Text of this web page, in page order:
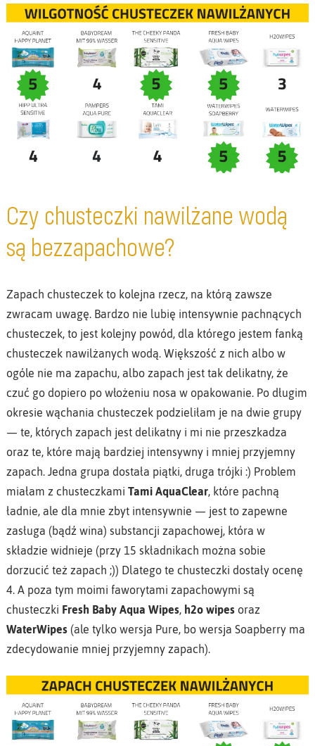
Czy chusteczki nawilżane wodą
są bezzapachowe?
Zapach chusteczek to kolejna rzecz, na którą zawsze
zwracam uwagę. Bardzo nie lubię intensywnie pachnących
chusteczek, to jest kolejny powód, dla którego jestem fanką
chusteczek nawilżanych wodą. Większość z nich albo w
ogóle nie ma zapachu, albo zapach jest tak delikatny, że
czuć go dopiero po włożeniu nosa w opakowanie. Po długim
okresie wąchania chusteczek podzieliłam je na dwie grupy
— te, których zapach jest delikatny i mi nie przeszkadza
oraz te, które mają bardziej intensywny i mniej przyjemny
zapach. Jedna grupa dostała piątki, druga trójki :) Problem
miałam z chusteczkami Tami AquaClear, które pachną
ładnie, ale dla mnie zbyt intensywnie — jest to zapewne
zasługa (bądź wina) substancji zapachowej, która w
składzie widnieje (przy 15 składnikach można sobie
dorzucić też zapach ;)) Dlatego te chusteczki dostały ocenę
4. A poza tym moimi faworytami zapachowymi są
chusteczki Fresh Baby Aqua Wipes, h2o wipesoraz
WaterWipes(ale tylko wersja Pure, bo wersja Soapberry ma
zdecydowanie mniej przyjemny zapach).